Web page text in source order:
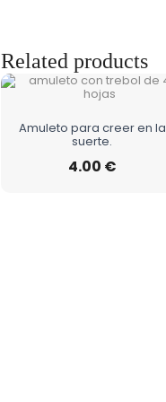
Related products
Amuleto para creer en la
suerte.
4.00 €